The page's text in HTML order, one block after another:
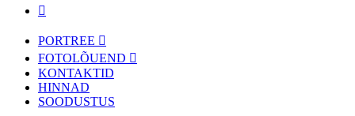
PORTREE
FOTOLÕUEND
KONTAKTID
HINNAD
SOODUSTUS